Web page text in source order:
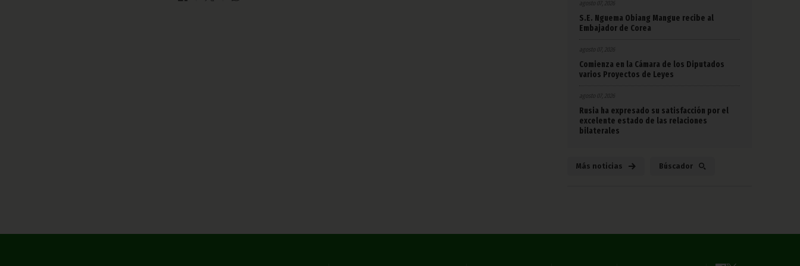
agosto 07, 2026
S.E. Nguema Obiang Mangue recibe al
Embajador de Corea
agosto 07, 2026
Comienza en la Cámara de los Diputados
varios Proyectos de Leyes
agosto 07, 2026
Rusia ha expresado su satisfacción por el
excelente estado de las relaciones
bilaterales
Más noticias Búscador